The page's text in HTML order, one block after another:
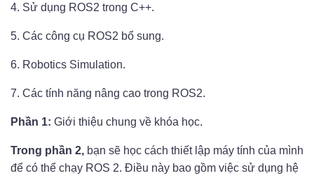
4. Sử dụng ROS2 trong C++.
5. Các công cụ ROS2 bổ sung.
6. Robotics Simulation.
7. Các tính năng nâng cao trong ROS2.
Phần 1: Giới thiệu chung về khóa học.
Trong phần 2, bạn sẽ học cách thiết lập máy tính của mình
để có thể chạy ROS 2. Điều này bao gồm việc sử dụng hệ